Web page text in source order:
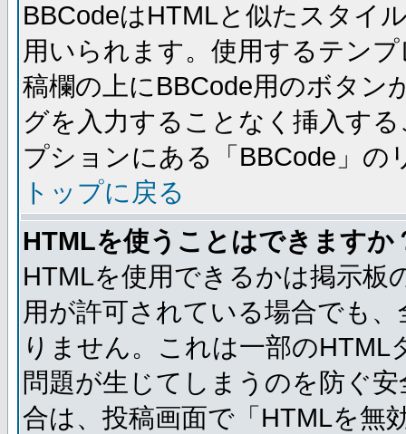
BBCodeはHTMLと似たスタイ
用いられます。使用するテン
稿欄の上にBBCode用のボタン
グを入力することなく挿入す
プションにある「BBCode」
トップに戻る
HTMLを使うことはできますか
HTMLを使用できるかは掲示板
用が許可されている場合でも
りません。これは一部の
問題が生じてしまうのを防ぐ
合は、投稿画面で「HTMLを無